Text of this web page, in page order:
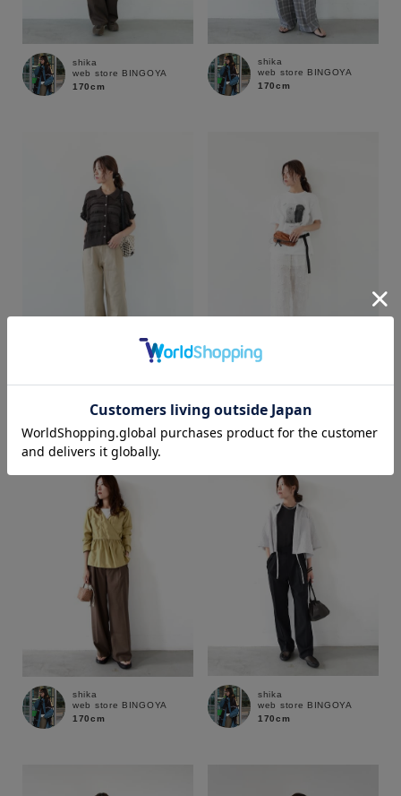
商品タイプ
通常商品 予約商品
セール価格 WEB限定
在庫
在庫あり 在庫なし含む
shika
web store BINGOYA
170cm
shika
web store BINGOYA
170cm
170cm
web store BINGOYA
shika
web store BINGOYA
170cm
shika
web store BINGOYA
170cm